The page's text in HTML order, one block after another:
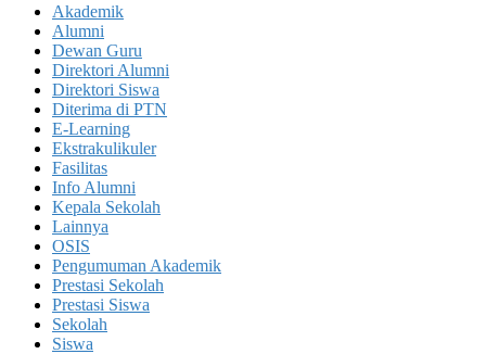
Akademik
Alumni
Dewan Guru
Direktori Alumni
Direktori Siswa
Diterima di PTN
E-Learning
Ekstrakulikuler
Fasilitas
Info Alumni
Kepala Sekolah
Lainnya
OSIS
Pengumuman Akademik
Prestasi Sekolah
Prestasi Siswa
Sekolah
Siswa